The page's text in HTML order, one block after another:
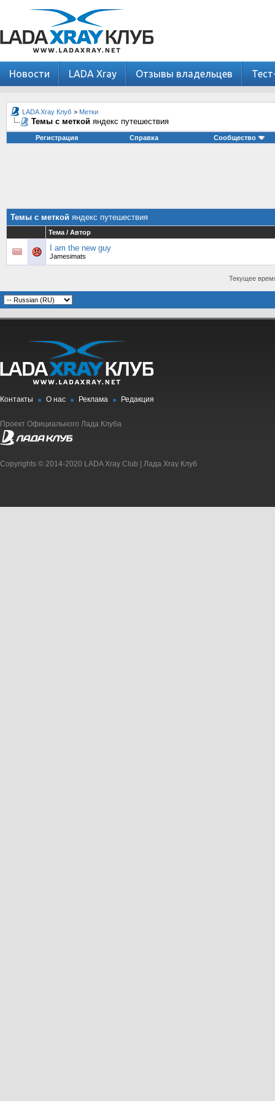
Новости LADA Xray Отзывы владельцев
LADA Xray Клуб > Метки
Темы с меткой яндекс путешествия
Регистрация Справка Сообщество
Темы с меткой яндекс путешествия
Тема / Автор
I am the new guy
Jamesimats
Текущее
Контакты О нас Реклама Редакция
Проект Официального Лада Клуба
Copyrights © 2014-2020 LADA Xray Club | Лада Xray Клуб